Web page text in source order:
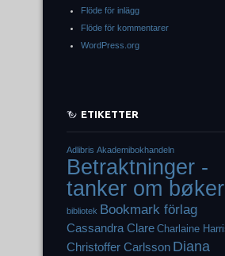
Flöde för inlägg
Flöde för kommentarer
WordPress.org
ETIKETTER
Adlibris Akademibokhandeln
Betraktninger -
tanker om bøker
bibliotek Bookmark förlag
Cassandra Clare Charlaine
Christoffer Carlsson Diana